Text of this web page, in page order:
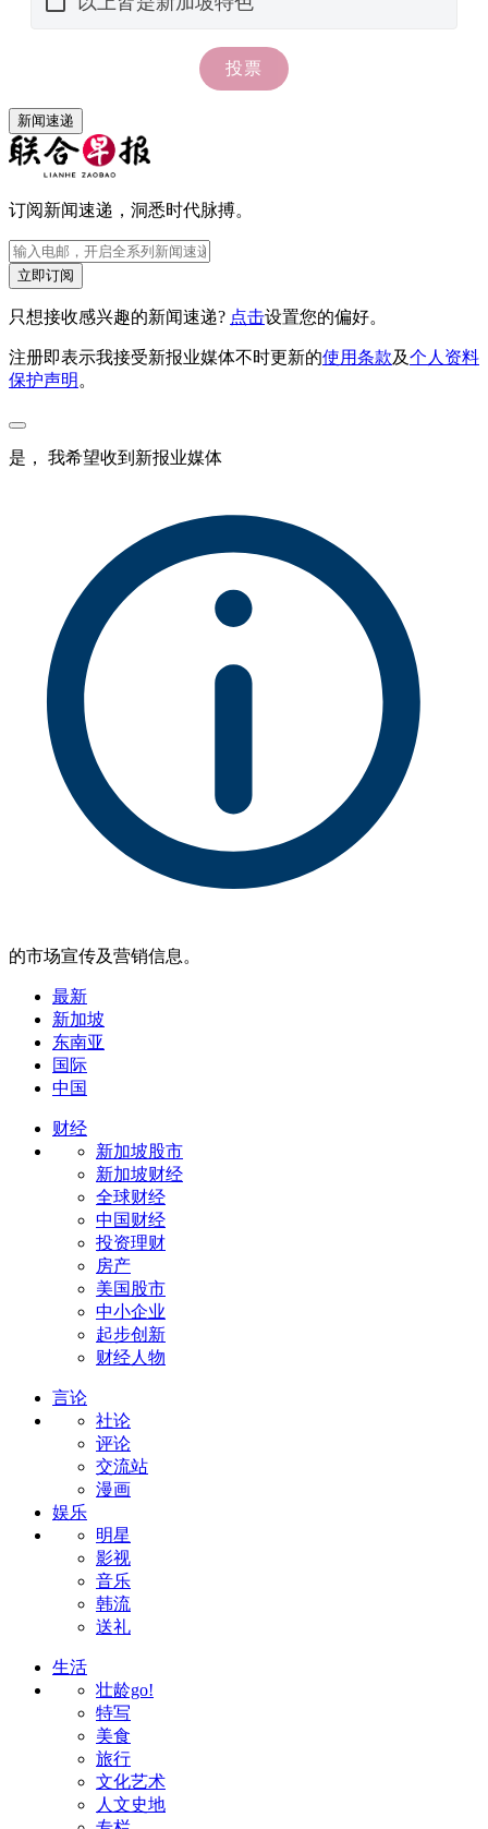
新闻速递
订阅新闻速递，洞悉时代脉搏。
立即订阅
只想接收感兴趣的新闻速递? 点击设置您的偏好。
注册即表示我接受新报业媒体不时更新的使用条款及个人资料
保护声明 。
是， 我希望收到新报业媒体
的市场宣传及营销信息。
最新
新加坡
东南亚
国际
中国
财经
新加坡股市
新加坡财经
全球财经
中国财经
投资理财
房产
美国股市
中小企业
起步创新
财经人物
言论
社论
评论
交流站
漫画
娱乐
明星
影视
音乐
韩流
送礼
生活
壮龄go!
特写
美食
旅行
文化艺术
人文史地